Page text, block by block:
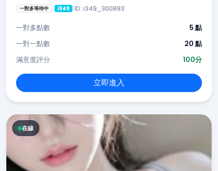
一對多等待中 i349 ID: i349_300893
一對多點數
5 點
一對一點數
20 點
滿意度評分
100分
立即進入
在線